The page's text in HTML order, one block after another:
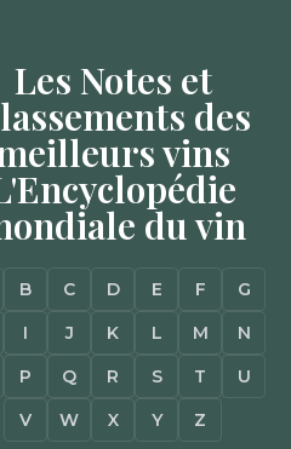
Les Notes et
des
vins
du vin
B C D E F
G
I
J K L M
N
P
Q R S T
U
V
W X Y Z